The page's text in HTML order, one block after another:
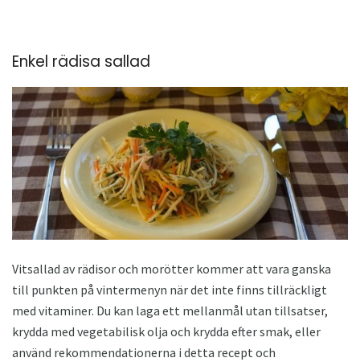
Enkel rädisa sallad
Vitsallad av rädisor och morötter kommer att vara ganska
till punkten på vintermenyn när det inte finns tillräckligt
med vitaminer. Du kan laga ett mellanmål utan tillsatser,
krydda med vegetabilisk olja och krydda efter smak, eller
använd rekommendationerna i detta recept och